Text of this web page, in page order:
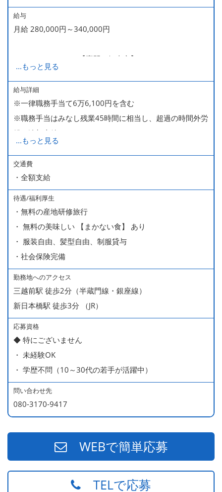
給与
月給 280,000円～340,000円
280,000～340,000【専門・短大卒】
285,000～340,000【大卒】
※ 入社半年経過した後は、[月10日休みの月給34万円] の
働き方も選ぶことができます。
詳細はご面談時にご案内いたします。
...もっと見る
給与詳細
※一律職務手当て6万6,100円を含む
※職務手当はみなし残業45時間に相当し、超過の時間外労
働は追加支給
■昇給（随時）
■賞与年2回（夏・冬）
■売上インセンティブ
■役職手当
...もっと見る
交通費
・全額支給
待遇/福利厚生
・無料の産地研修旅行
・ 無料の美味しい 【まかない食】 あり
・ 服装自由、髪型自由、制服貸与
・社会保険完備
勤務地へのアクセス
三越前駅 徒歩2分（半蔵門線・銀座線）
新日本橋駅 徒歩3分 （JR）
応募資格
◆ 特にございません
・ 未経験OK
・ 学歴不問（10～30代の若手が活躍中）
問い合わせ先
080-3170-9417
WEBで簡単応募
TELで応募